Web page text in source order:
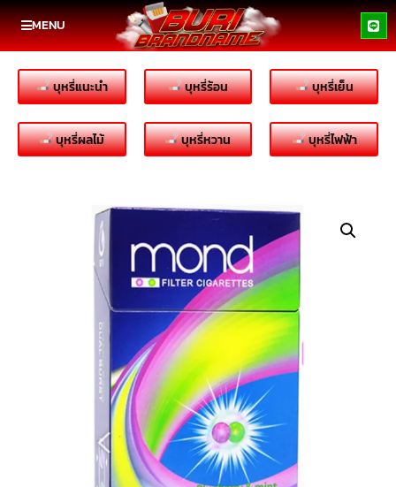
MENU
บุหรี่แนะนำ บุหรี่ร้อน บุหรี่เย็น
บุหรี่ผลไม้ บุหรี่หวาน บุหรี่ไฟฟ้า